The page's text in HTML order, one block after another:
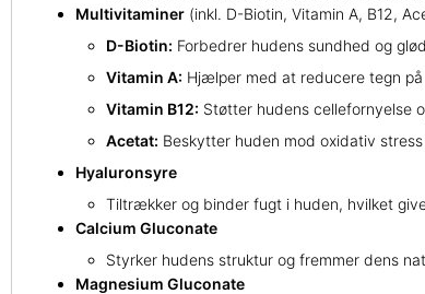
Multivitaminer (inkl. D-Biotin, Vitamin A, B12,
D-Biotin: Forbedrer hudens sundhed og
Vitamin A: Hjælper med at reducere tegn
Vitamin B12: Støtter hudens cellefornyelse
Acetat: Beskytter huden mod oxidativ
Hyaluronsyre
Tiltrækker og binder fugt i huden, hvilket
Calcium Gluconate
Styrker hudens struktur og fremmer dens
Magnesium Gluconate